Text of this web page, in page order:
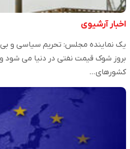
اخبار آرشیوی
یک نماینده مجلس: تحریم سیاسی و
بروز شوک قیمت نفتی در دنیا می شود
کشورهای…